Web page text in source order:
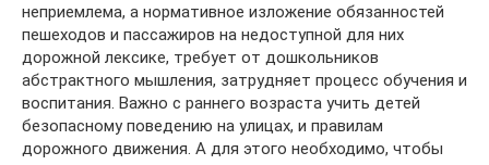
неприемлема, а нормативное изложение обязанностей
пешеходов и пассажиров на недоступной для них
дорожной лексике, требует от дошкольников
абстрактного мышления, затрудняет процесс обучения и
воспитания. Важно с раннего возраста учить детей
безопасному поведению на улицах, и правилам
дорожного движения. А для этого необходимо, чтобы